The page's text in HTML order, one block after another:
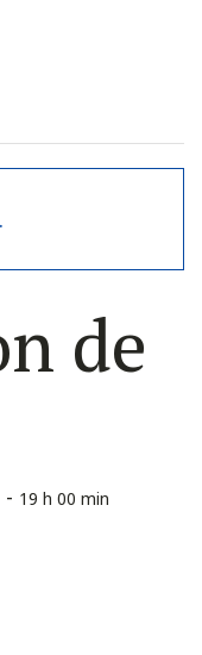
de
- 19 h 00 min